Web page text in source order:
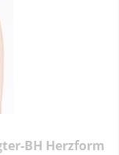
BH Herzform